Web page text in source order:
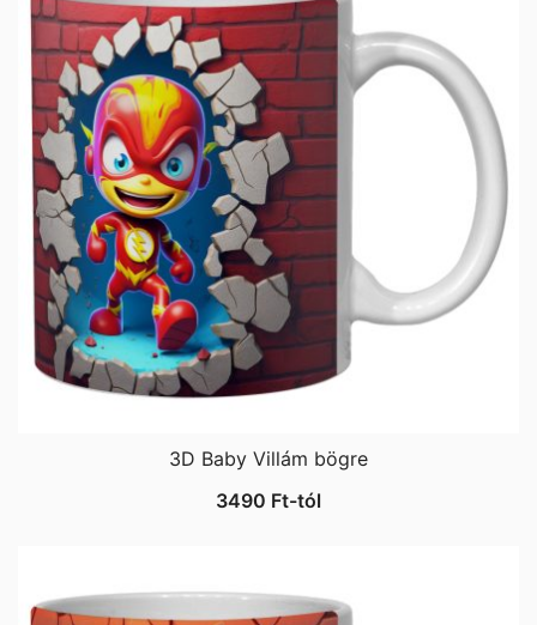
3D Baby Villám bögre
3490 Ft-tól